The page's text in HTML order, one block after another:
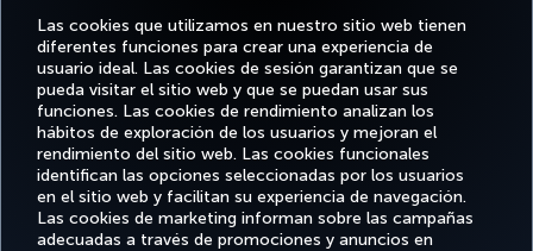
Las cookies que utilizamos en nuestro sitio web tienen
diferentes funciones para crear una experiencia de
usuario ideal. Las cookies de sesión garantizan que se
pueda visitar el sitio web y que se puedan usar sus
funciones. Las cookies de rendimiento analizan los
hábitos de exploración de los usuarios y mejoran el
rendimiento del sitio web. Las cookies funcionales
identifican las opciones seleccionadas por los usuarios
en el sitio web y facilitan su experiencia de navegación.
Las cookies de marketing informan sobre las campañas
adecuadas a través de promociones y anuncios en
Facebook
TwitterInstagram
YouTubeLinkedIn
TikTokBlog Pinterest
RESERVE Y
GESTIONE
DISFRUTE
DE
OFERTAS
Y
DESTINOS
AYUDA MILES&SMILES